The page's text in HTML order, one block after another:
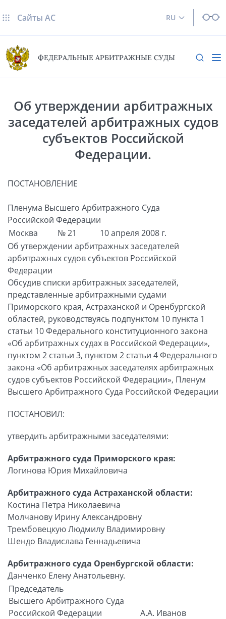
RU
Сайты AC
ФЕДЕРАЛЬНЫЕ АРБИТРАЖНЫЕ СУДЫ
Об утверждении арбитражных
заседателей арбитражных судов
субъектов Российской
Федерации.
ПОСТАНОВЛЕНИЕ
Пленума Высшего Арбитражного Суда
Российской Федерации
Москва
№ 21
10 апреля 2008 г.
Об утверждении арбитражных заседателей
арбитражных судов субъектов Российской
Федерации
Обсудив списки арбитражных заседателей,
представленные арбитражными судами
Приморского края, Астраханской и Оренбургской
областей, руководствуясь подпунктом 10 пункта 1
статьи 10 Федерального конституционного закона
«Об арбитражных судах в Российской Федерации»,
пунктом 2 статьи 3, пунктом 2 статьи 4 Федерального
закона «Об арбитражных заседателях арбитражных
судов субъектов Российской Федерации», Пленум
Высшего Арбитражного Суда Российской Федерации
ПОСТАНОВИЛ:
утвердить арбитражными заседателями:
Арбитражного суда Приморского края:
Логинова Юрия Михайловича
Арбитражного суда Астраханской области:
Костина Петра Николаевича
Молчанову Ирину Александровну
Трембовецкую Людмилу Владимировну
Шендо Владислава Геннадьевича
Арбитражного суда Оренбургской области:
Данченко Елену Анатольевну.
Председатель
Высшего Арбитражного Суда
Российской Федерации
А.А. Иванов